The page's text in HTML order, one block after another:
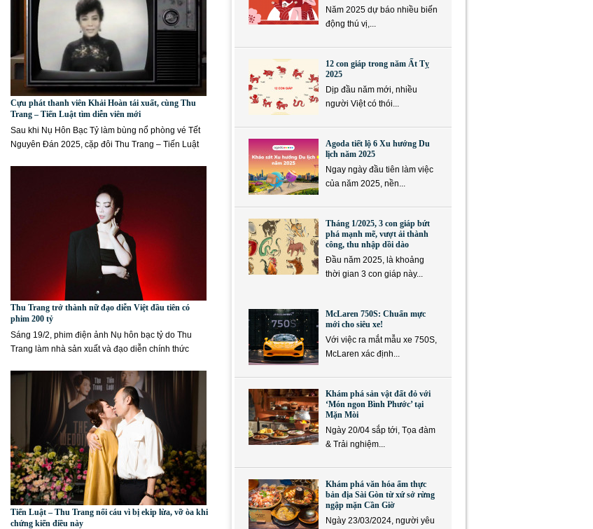
Cựu phát thanh viên Khải Hoàn tái xuất, cùng Thu
Trang – Tiến Luật tìm diễn viên mới
Sau khi Nụ Hôn Bạc Tỷ làm bùng nổ phòng vé Tết
Nguyên Đán 2025, cặp đôi Thu Trang – Tiến Luật
Thu Trang trở thành nữ đạo diễn Việt đầu tiên có
phim 200 tỷ
Sáng 19/2, phim điện ảnh Nụ hôn bạc tỷ do Thu
Trang làm nhà sản xuất và đạo diễn chính thức
Tiến Luật – Thu Trang nổi cáu vì bị ekip lừa, vỡ òa khi
chứng kiến điều này
Năm 2025 dự báo nhiều biến
động thú vị,...
12 con giáp trong năm Ất Tỵ
2025
Dịp đầu năm mới, nhiều
người Việt có thói...
Agoda tiết lộ 6 Xu hướng Du
lịch năm 2025
Ngay ngày đầu tiên làm việc
của năm 2025, nền...
Tháng 1/2025, 3 con giáp bứt
phá mạnh mẽ, vượt ải thành
công, thu nhập dồi dào
Đầu năm 2025, là khoảng
thời gian 3 con giáp này...
McLaren 750S: Chuẩn mực
mới cho siêu xe!
Với việc ra mắt mẫu xe 750S,
McLaren xác định...
Khám phá sản vật đất đỏ với
‘Món ngon Bình Phước’ tại
Mặn Mòi
Ngày 20/04 sắp tới, Tọa đàm
& Trải nghiệm...
Khám phá văn hóa ẩm thực
bản địa Sài Gòn từ xứ sở rừng
ngập mặn Cần Giờ
Ngày 23/03/2024, người yêu